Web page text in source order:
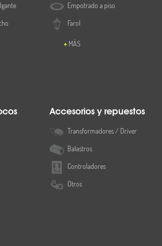
Empotrado a piso
Farol
MÁS
Accesorios y repuestos
Transformadores / Driver
Balastros
Controladores
Otros